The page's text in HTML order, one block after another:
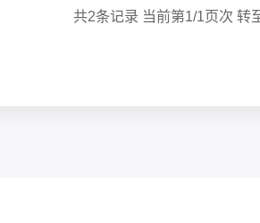
共2条记录 当前第1/1页次 转